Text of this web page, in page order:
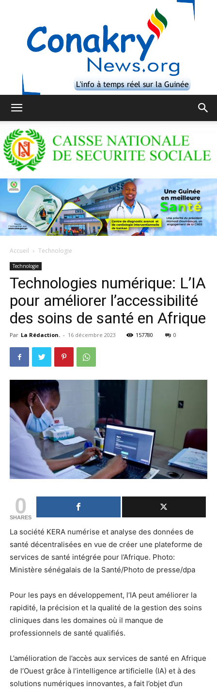
Accueil Technologie
Technologie
Technologies numérique: L’IA
pour améliorer l’accessibilité
des soins de santé en Afrique
Par La Rédaction. - 16 décembre 2023 157780 0
0
SHARES
La société KERA numérise et analyse des données de
santé décentralisées en vue de créer une plateforme de
services de santé intégrée pour l’Afrique. Photo:
Ministère sénégalais de la Santé/Photo de presse/dpa
Pour les pays en développement, l’IA peut améliorer la
rapidité, la précision et la qualité de la gestion des soins
cliniques dans les domaines où il manque de
professionnels de santé qualifiés.
L’amélioration de l’accès aux services de santé en Afrique
de l’Ouest grâce à l’intelligence artificielle (IA) et à des
solutions numériques innovantes, a fait l’objet d’un